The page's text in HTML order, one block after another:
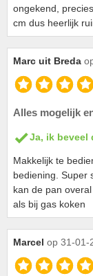
ongekend,
cm dus heerlijk
Marc uit Breda
Alles mogelijk
Ja, ik beveel
Makkelijk te
bediening. Super
kan de pan
als bij gas koken
Marcel op 31-01-